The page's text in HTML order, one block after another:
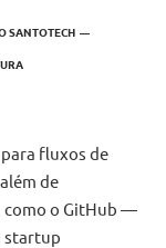
SANTOTECH
fluxos de
de
como o GitHub —
startup